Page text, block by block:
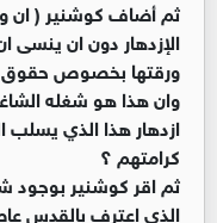
ثم أضاف كوشنير ( ان
الإزدهار دون ان
ورقتها بخصوص حقوق
وان هذا هو شغله
ازدهار هذا الذي
كرامتهم ؟
ثم اقر كوشنير بوجود
الذي اعترف بالقدس